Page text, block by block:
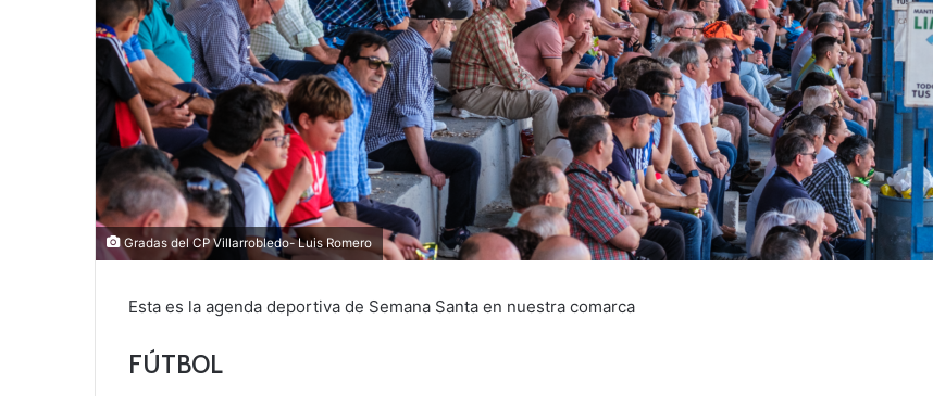
Gradas del CP Villarrobledo- Luis Romero
Esta es la agenda deportiva de Semana Santa en nuestra comarca
FÚTBOL